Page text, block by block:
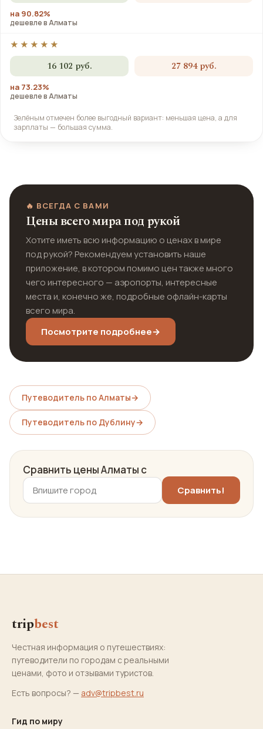
на 90.82%
дешевле в Алматы
★★★★★
16 102 руб. 27 894 руб.
на 73.23%
дешевле в Алматы
Зелёным отмечен более выгодный вариант: меньшая цена, а для
зарплаты — большая сумма.
🔥 ВСЕГДА С ВАМИ
Цены всего мира под рукой
Хотите иметь всю информацию о ценах в мире
под рукой? Рекомендуем установить наше
приложение, в котором помимо цен также много
чего интересного — аэропорты, интересные
места и, конечно же, подробные офлайн-карты
всего мира.
Посмотрите подробнее→
Путеводитель по Алматы→
Путеводитель по Дублину→
Сравнить цены Алматы с
tripbest
Честная информация о путешествиях:
путеводители по городам с реальными
ценами, фото и отзывами туристов.
Есть вопросы? — adv@tripbest.ru
Гид по миру